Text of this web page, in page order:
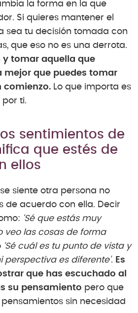
la forma en la que
Si quieres mantener el
sea tu decisión tomada con
que eso no es una derrota.
y tomar aquella que
mejor que puedes tomar
comienzo. Lo que importa es
ti.
sentimientos de
que estés de
ellos
siente otra persona no
de acuerdo con ella. Decir
‘Sé que estás muy
veo las cosas de forma
‘Sé cuál es tu punto de vista y
perspectiva es diferente’. Es
que has escuchado al
su pensamiento pero que
sin necesidad